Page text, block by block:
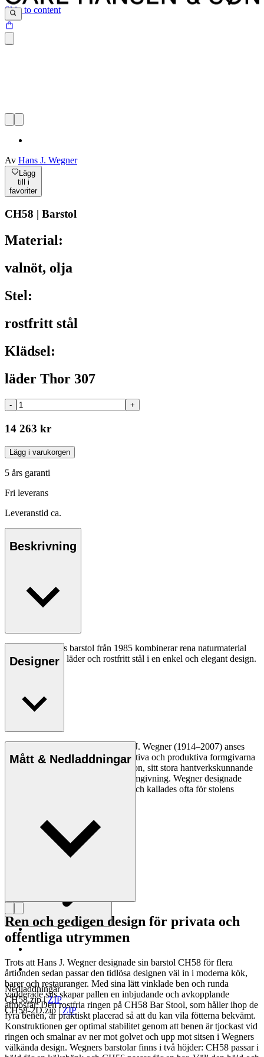
Skip to content
Av Hans J. Wegner
Lägg
till i
favoriter
CH58 | Barstol
Material:
valnöt, olja
Stel:
rostfritt stål
Klädsel:
läder Thor 307
- +
14 263 kr
Lägg i varukorgen
5 års garanti
Fri leverans
Leveranstid ca.
Beskrivning
Hans J. Wegners barstol från 1985 kombinerar rena naturmaterial
som massivt trä, läder och rostfritt stål i en enkel och elegant design.
Designer
Den danske möbeldesignern Hans J. Wegner (1914–2007) anses
vara en av de mest kreativa, innovativa och produktiva formgivarna
genom tiderna, känd för sin precision, sitt stora hantverkskunnande
och sin kompromisslösa syn på formgivning. Wegner designade
nästan 500 stolar under sin livstid och kallades ofta för stolens
Läs mer om Hans J. Wegner
Mått & Nedladdningar
Nedladdningar
CH58.zip|ZIP
CH58-2D.zip|ZIP
Ren och gedigen design för privata och
offentliga utrymmen
Trots att Hans J. Wegner designade sin barstol CH58 för flera
årtionden sedan passar den tidlösa designen väl in i moderna kök,
barer och restauranger. Med sina lätt vinklade ben och runda
vadderade sits skapar pallen en inbjudande och avkopplande
atmosfär. Den rostfria ringen på CH58 Bar Stool, som håller ihop de
fyra benen, är praktiskt placerad så att du kan vila fötterna bekvämt.
Konstruktionen ger optimal stabilitet genom att benen är tjockast vid
ringen och smalnar av ner mot golvet och upp mot sitsen i Wegners
välkända design. Wegners barstolar finns i två höjder: CH58 passar i